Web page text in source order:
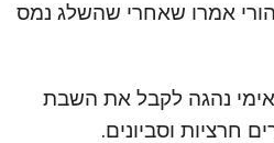
אמרו שאחרי שהשלג נמס
אימי נהגה לקבל את השבת
חרציות וסביונים.